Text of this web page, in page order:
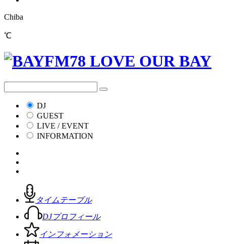
Chiba
℃
DJ
GUEST
LIVE / EVENT
INFORMATION
タイムテーブル
DJプロフィール
インフォメーション